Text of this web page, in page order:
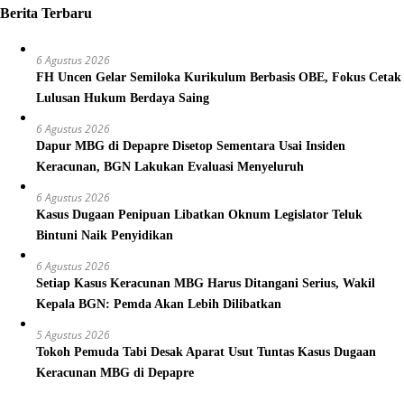
Berita Terbaru
6 Agustus 2026
FH Uncen Gelar Semiloka Kurikulum Berbasis OBE, Fokus Cetak
Lulusan Hukum Berdaya Saing
6 Agustus 2026
Dapur MBG di Depapre Disetop Sementara Usai Insiden
Keracunan, BGN Lakukan Evaluasi Menyeluruh
6 Agustus 2026
Kasus Dugaan Penipuan Libatkan Oknum Legislator Teluk
Bintuni Naik Penyidikan
6 Agustus 2026
Setiap Kasus Keracunan MBG Harus Ditangani Serius, Wakil
Kepala BGN: Pemda Akan Lebih Dilibatkan
5 Agustus 2026
Tokoh Pemuda Tabi Desak Aparat Usut Tuntas Kasus Dugaan
Keracunan MBG di Depapre